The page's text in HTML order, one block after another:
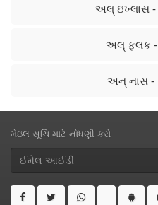
- અલ્ ઇખ્લાસ
- અલ્ ફલક
- અન્ નાસ
મેઇલ સૂચિ માટે નોંધણી કરો